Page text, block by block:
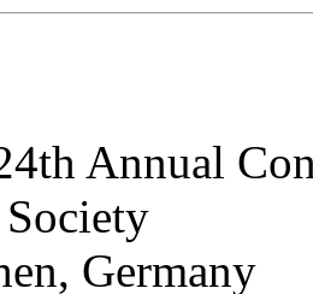
Annual
Germany